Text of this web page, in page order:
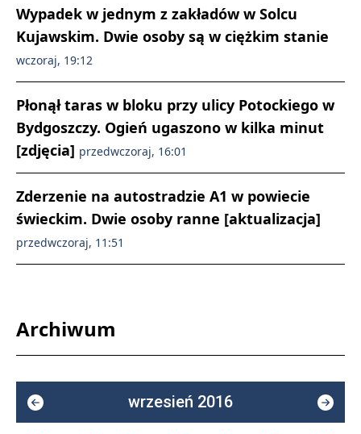
Wypadek w jednym z zakładów w Solcu
Kujawskim. Dwie osoby są w ciężkim stanie
wczoraj, 19:12
Płonął taras w bloku przy ulicy Potockiego w
Bydgoszczy. Ogień ugaszono w kilka minut
[zdjęcia] przedwczoraj, 16:01
Zderzenie na autostradzie A1 w powiecie
świeckim. Dwie osoby ranne [aktualizacja]
przedwczoraj, 11:51
Archiwum
wrzesień 2016